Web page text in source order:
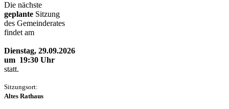
Die nächste
geplante Sitzung
des Gemeinderates
findet am
Dienstag, 29.09.2026
um 19:30 Uhr
statt.
Sitzungsort:
Altes Rathaus